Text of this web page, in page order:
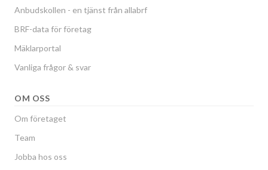
Anbudskollen - en tjänst från allabrf
BRF-data för företag
Mäklarportal
Vanliga frågor & svar
OM OSS
Om företaget
Team
Jobba hos oss